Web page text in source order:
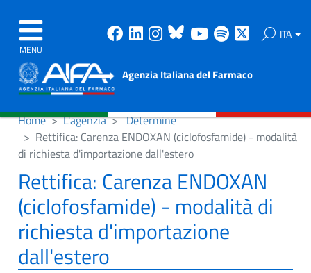
MENU
Facebook
Linkedin
Instagram
Bluesky
Youtube
Spotify ITA
Agenzia Italiana del Farmaco
Home L'agenzia
Determine
Rettifica: Carenza ENDOXAN (ciclofosfamide) - modalità
di richiesta d'importazione dall'estero
Rettifica: Carenza ENDOXAN
(ciclofosfamide) - modalità di
richiesta d'importazione
dall'estero